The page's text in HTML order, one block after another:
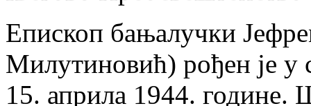
Епископ бањалучки
Милутиновић) рођен је у
15. априла 1944. године.